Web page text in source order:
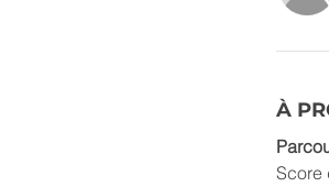
À
Score